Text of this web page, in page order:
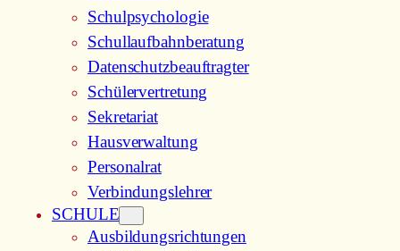
Schulpsychologie
Schullaufbahnberatung
Datenschutzbeauftragter
Schülervertretung
Sekretariat
Hausverwaltung
Personalrat
Verbindungslehrer
SCHULE
Ausbildungsrichtungen